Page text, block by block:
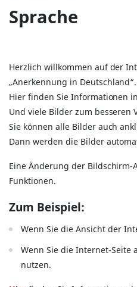
Sprache
Herzlich willkommen auf der
„Anerkennung in Deutschland“.
Hier finden Sie Informationen
Und viele Bilder zum besseren
Sie können alle Bilder auch
Dann werden die Bilder
Eine Änderung der
Funktionen.
Zum Beispiel:
Wenn Sie die Ansicht der
Wenn Sie die Internet-Seite
nutzen.